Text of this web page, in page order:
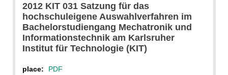
2012 KIT 031 Satzung für das
hochschuleigene Auswahlverfahren im
Bachelorstudiengang Mechatronik und
Informationstechnik am Karlsruher
Institut für Technologie (KIT)
place:
PDF